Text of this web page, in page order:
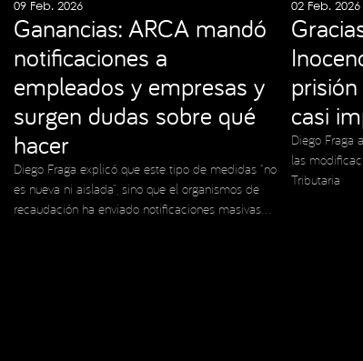
09 Feb. 2026
Ganancias: ARCA mandó
notificaciones a
empleados y empresas y
surgen dudas sobre qué
hacer
Diego Fraga explicó que este tipo de medidas “no
es nueva ni aislada”, sino que el organismos de
recaudación ha enviado notificaciones masivas
02 Feb. 2026
casi
Diego Fraga
las
Tributaria